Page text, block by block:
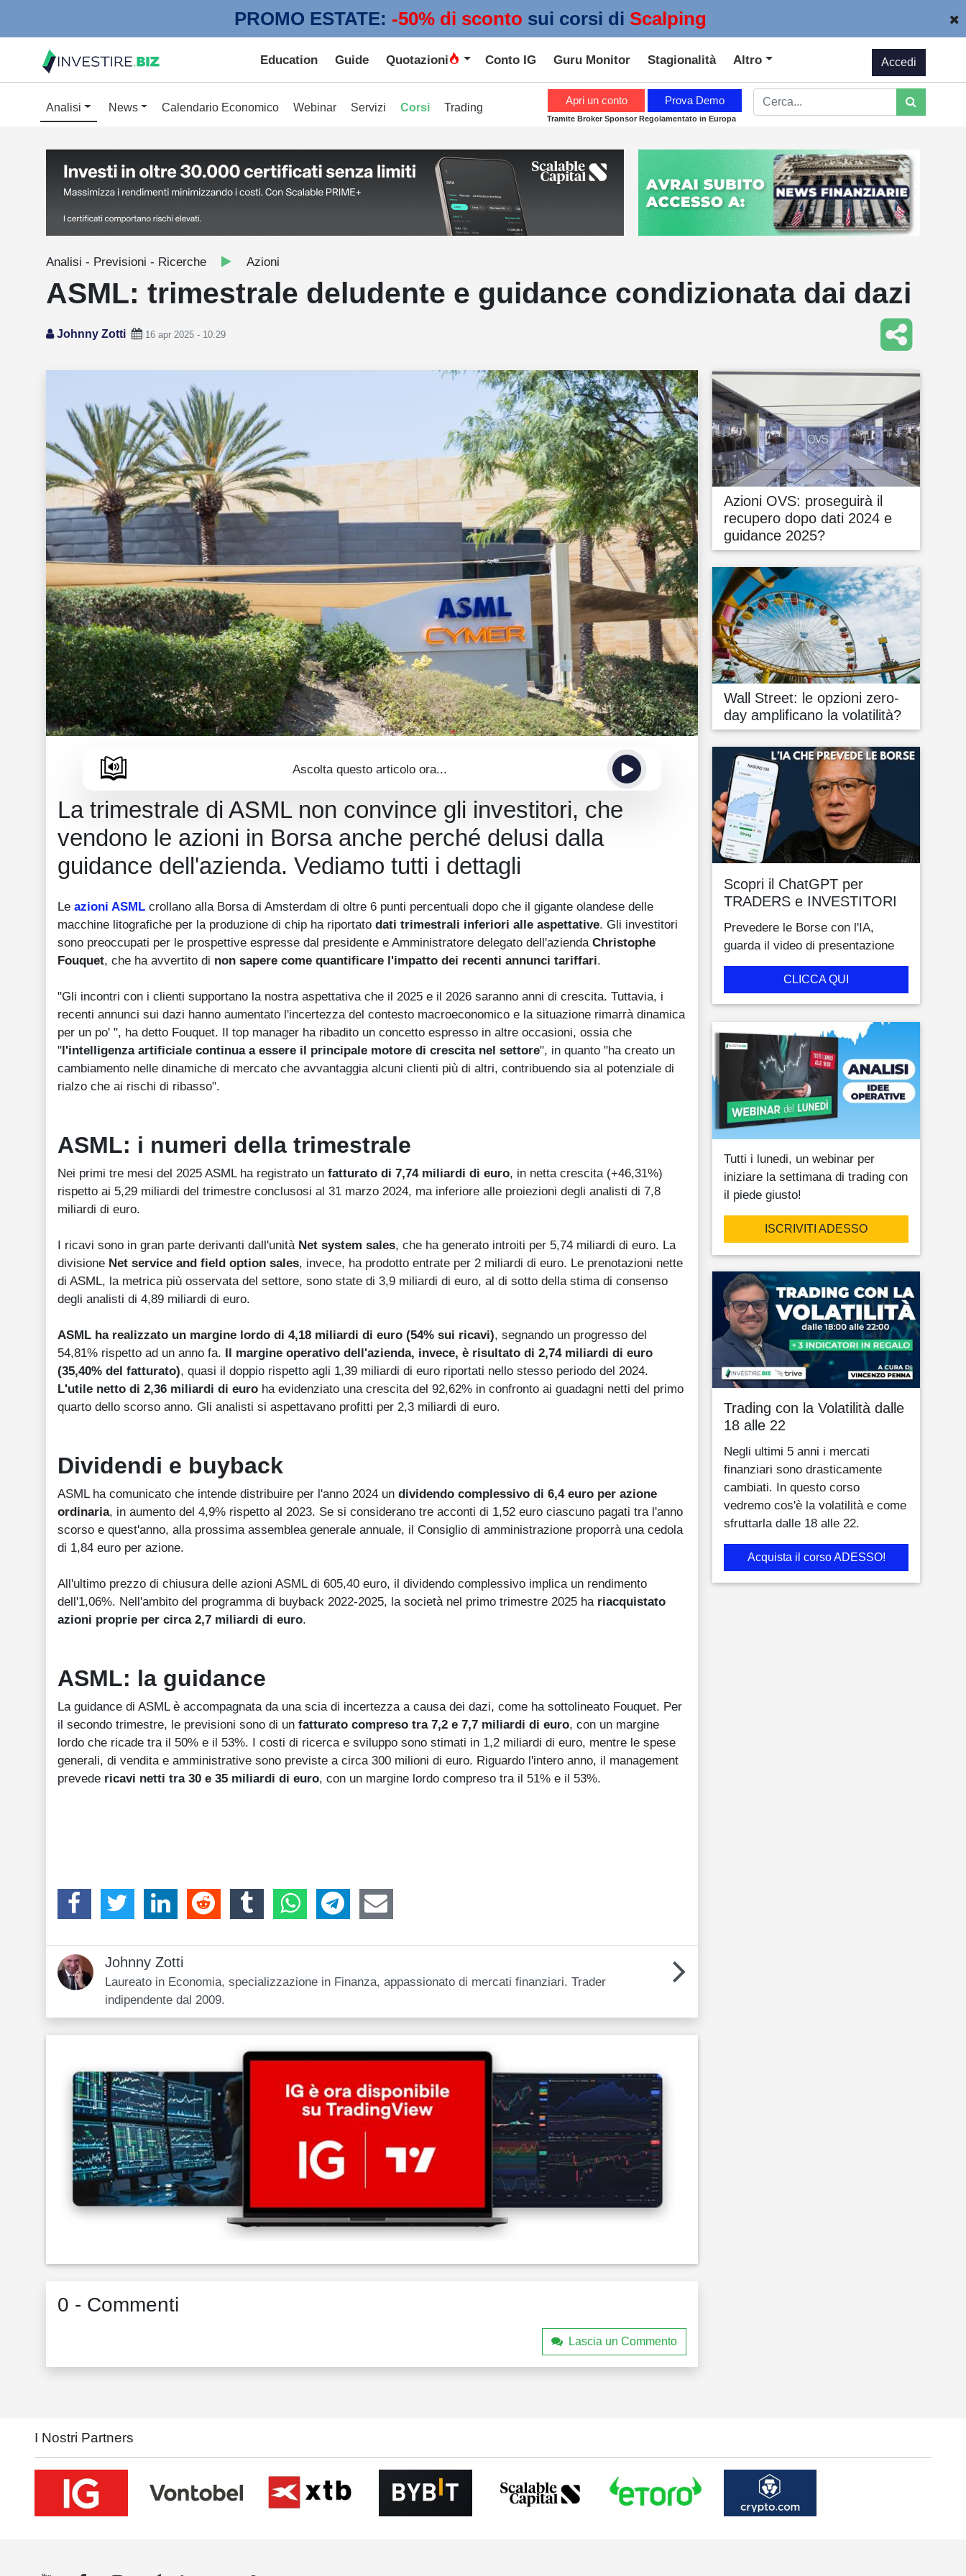
PROMO ESTATE: -50% di sconto sui corsi di Scalping
Education Guide Quotazioni Conto IG Guru Monitor Stagionalità Altro Accedi
Analisi News Calendario Economico Webinar Servizi Corsi Trading
Apri un conto Prova Demo
Tramite Broker Sponsor Regolamentato in Europa
Analisi - Previsioni - Ricerche Azioni
ASML: trimestrale deludente e guidance condizionata dai dazi
Johnny Zotti 16 apr 2025 - 10:29
Ascolta questo articolo ora...
La trimestrale di ASML non convince gli investitori, che
vendono le azioni in Borsa anche perché delusi dalla
guidance dell'azienda. Vediamo tutti i dettagli
Le azioni ASML crollano alla Borsa di Amsterdam di oltre 6 punti percentuali dopo che il gigante olandese delle
macchine litografiche per la produzione di chip ha riportato dati trimestrali inferiori alle aspettative. Gli investitori
sono preoccupati per le prospettive espresse dal presidente e Amministratore delegato dell'azienda Christophe
Fouquet, che ha avvertito di non sapere come quantificare l'impatto dei recenti annunci tariffari.
"Gli incontri con i clienti supportano la nostra aspettativa che il 2025 e il 2026 saranno anni di crescita. Tuttavia, i
recenti annunci sui dazi hanno aumentato l'incertezza del contesto macroeconomico e la situazione rimarrà dinamica
per un po' ", ha detto Fouquet. Il top manager ha ribadito un concetto espresso in altre occasioni, ossia che
"l'intelligenza artificiale continua a essere il principale motore di crescita nel settore", in quanto "ha creato un
cambiamento nelle dinamiche di mercato che avvantaggia alcuni clienti più di altri, contribuendo sia al potenziale di
rialzo che ai rischi di ribasso".
ASML: i numeri della trimestrale
Nei primi tre mesi del 2025 ASML ha registrato un fatturato di 7,74 miliardi di euro, in netta crescita (+46,31%)
rispetto ai 5,29 miliardi del trimestre conclusosi al 31 marzo 2024, ma inferiore alle proiezioni degli analisti di 7,8
miliardi di euro.
I ricavi sono in gran parte derivanti dall'unità Net system sales, che ha generato introiti per 5,74 miliardi di euro. La
divisione Net service and field option sales, invece, ha prodotto entrate per 2 miliardi di euro. Le prenotazioni nette
di ASML, la metrica più osservata del settore, sono state di 3,9 miliardi di euro, al di sotto della stima di consenso
degli analisti di 4,89 miliardi di euro.
ASML ha realizzato un margine lordo di 4,18 miliardi di euro (54% sui ricavi), segnando un progresso del
54,81% rispetto ad un anno fa. Il margine operativo dell'azienda, invece, è risultato di 2,74 miliardi di euro
(35,40% del fatturato), quasi il doppio rispetto agli 1,39 miliardi di euro riportati nello stesso periodo del 2024.
L'utile netto di 2,36 miliardi di euro ha evidenziato una crescita del 92,62% in confronto ai guadagni netti del primo
quarto dello scorso anno. Gli analisti si aspettavano profitti per 2,3 miliardi di euro.
Dividendi e buyback
ASML ha comunicato che intende distribuire per l'anno 2024 un dividendo complessivo di 6,4 euro per azione
ordinaria, in aumento del 4,9% rispetto al 2023. Se si considerano tre acconti di 1,52 euro ciascuno pagati tra l'anno
scorso e quest'anno, alla prossima assemblea generale annuale, il Consiglio di amministrazione proporrà una cedola
di 1,84 euro per azione.
All'ultimo prezzo di chiusura delle azioni ASML di 605,40 euro, il dividendo complessivo implica un rendimento
dell'1,06%. Nell'ambito del programma di buyback 2022-2025, la società nel primo trimestre 2025 ha riacquistato
azioni proprie per circa 2,7 miliardi di euro.
ASML: la guidance
La guidance di ASML è accompagnata da una scia di incertezza a causa dei dazi, come ha sottolineato Fouquet. Per
il secondo trimestre, le previsioni sono di un fatturato compreso tra 7,2 e 7,7 miliardi di euro, con un margine
lordo che ricade tra il 50% e il 53%. I costi di ricerca e sviluppo sono stimati in 1,2 miliardi di euro, mentre le spese
generali, di vendita e amministrative sono previste a circa 300 milioni di euro. Riguardo l'intero anno, il management
prevede ricavi netti tra 30 e 35 miliardi di euro, con un margine lordo compreso tra il 51% e il 53%.
Johnny Zotti
Laureato in Economia, specializzazione in Finanza, appassionato di mercati finanziari. Trader
indipendente dal 2009.
0 - Commenti
Lascia un Commento
Azioni OVS: proseguirà il
recupero dopo dati 2024 e
guidance 2025?
Wall Street: le opzioni zero-
day amplificano la volatilità?
Scopri il ChatGPT per
TRADERS e INVESTITORI
Prevedere le Borse con l'IA,
guarda il video di presentazione
CLICCA QUI
Tutti i lunedi, un webinar per
iniziare la settimana di trading con
il piede giusto!
ISCRIVITI ADESSO
Trading con la Volatilità dalle
18 alle 22
Negli ultimi 5 anni i mercati
finanziari sono drasticamente
cambiati. In questo corso
vedremo cos'è la volatilità e come
sfruttarla dalle 18 alle 22.
Acquista il corso ADESSO!
I Nostri Partners